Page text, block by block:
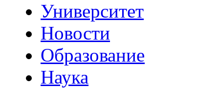
Университет
Новости
Образование
Наука